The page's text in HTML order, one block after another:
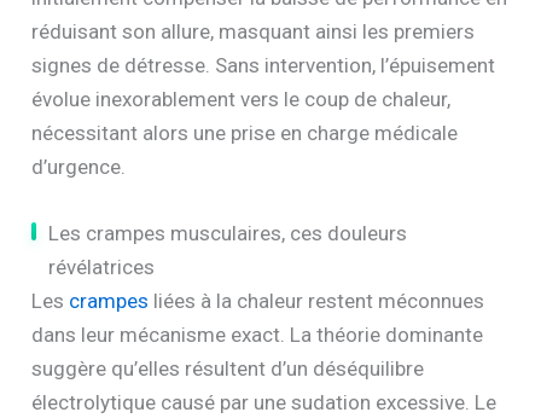
réduisant son allure, masquant ainsi les premiers
signes de détresse. Sans intervention, l’épuisement
évolue inexorablement vers le coup de chaleur,
nécessitant alors une prise en charge médicale
d’urgence.
Les crampes musculaires, ces douleurs
révélatrices
Les crampes liées à la chaleur restent méconnues
dans leur mécanisme exact. La théorie dominante
suggère qu’elles résultent d’un déséquilibre
électrolytique causé par une sudation excessive. Le